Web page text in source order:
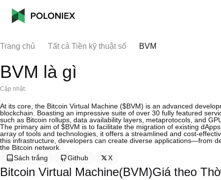
Trang chủ Tất cả Tiền kỹ thuật số BVM
BVM là gì
Cập nhật:
At its core, the Bitcoin Virtual Machine ($BVM) is an advanced
blockchain. Boasting an impressive suite of over 30 fully featured
such as Bitcoin rollups, data availability layers, metaprotocols, and
The primary aim of $BVM is to facilitate the migration of existing
array of tools and technologies, it offers a streamlined and cost-
this infrastructure, developers can create diverse applications—from
the Bitcoin network.
Sách trắng
Github X
Bitcoin Virtual Machine(BVM)Giá theo